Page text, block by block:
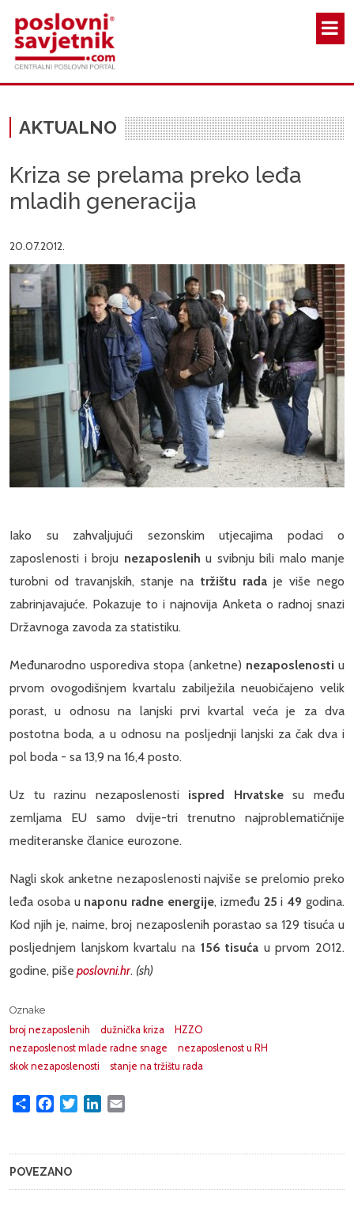
AKTUALNO
Kriza se prelama preko leđa
mladih generacija
20.07.2012.
Iako su zahvaljujući sezonskim utjecajima podaci o
zaposlenosti i broju nezaposlenih u svibnju bili malo manje
turobni od travanjskih, stanje na tržištu radaje više nego
zabrinjavajuće. Pokazuje to i najnovija Anketa o radnoj snazi
Državnoga zavoda za statistiku.
Međunarodno usporediva stopa (anketne) nezaposlenosti u
prvom ovogodišnjem kvartalu zabilježila neuobičajeno velik
porast, u odnosu na lanjski prvi kvartal veća je za dva
postotna boda, a u odnosu na posljednji lanjski za čak dva i
pol boda - sa 13,9 na 16,4 posto.
Uz tu razinu nezaposlenosti ispred Hrvatskesu među
zemljama EU samo dvije-tri trenutno najproblematičnije
mediteranske članice eurozone.
Nagli skok anketne nezaposlenosti najviše se prelomio preko
leđa osoba u naponu radne energije, između 25 i49 godina.
Kod njih je, naime, broj nezaposlenih porastao sa 129 tisuća u
posljednjem lanjskom kvartalu na156 tisuća u prvom 2012.
godine, piše poslovni.hr. (sh)
Oznake
broj nezaposlenih
dužnička kriza
HZZO
nezaposlenost mlade radne snage
nezaposlenost u RH
skok nezaposlenosti
stanje na tržištu rada
Share FacebookTwitterLinkedIn
POVEZANO